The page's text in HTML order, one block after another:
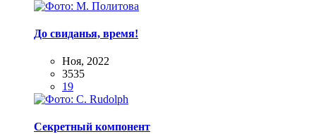
До свиданья, время!
Ноя, 2022
3535
19
Секретный компонент